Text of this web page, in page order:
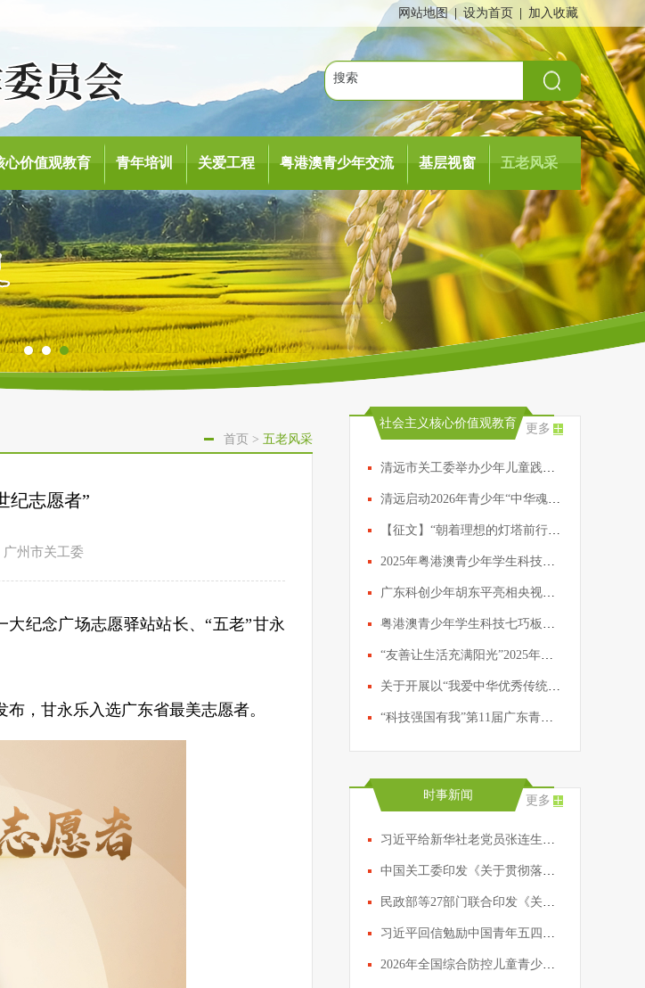
网站地图 | 设为首页 加入收藏
心价值观教育 青年培训 关爱工程 粤港澳青少年交流 基层视窗 五老风采
首页 > 五老风采
纪志愿者”
广州市关工委
大纪念广场志愿驿站站长、“五老”甘永
，甘永乐入选广东省最美志愿者。
社会主义核心价值观教育 更多
清远市关工委举办少年儿童践行社会主义核心价值观主题征文写作辅导活动
清远启动2026年青少年“中华魂”主题教育活动
【征文】“朝着理想的灯塔前行”2026年广东省少年儿童践行社会主义核心价值观主题征文活动启动啦！
2025年粤港澳青少年学生科技七巧板创意制作活动总结交流会议在穗举行
广东科创少年胡东平亮相央视春晚！“新时代好少年”怀抱科技梦想策马扬鞭
粤港澳青少年学生科技七巧板创意制作广州现场活动成功举行
“友善让生活充满阳光”2025年广东省少年儿童践行社会主义核心价值观主题征文活动评选结果公示
关于开展以“我爱中华优秀传统文化”为主题的2025年粤港澳青少年学生科技七巧板创意制作活动的通知
“科技强国有我”第11届广东青少年科技七巧板创意制作竞赛颁奖典礼仪式圆满举行
时事新闻 更多
习近平给新华社老党员张连生回信
中国关工委印发《关于贯彻落实国家“十五五”规划纲要 推动关心下一代工作高质量发展的实施方案》
民政部等27部门联合印发《关于进一步加强流动儿童和留守儿童“精准摸排、精确建档、精细服务”工作的通知》
习近平回信勉励中国青年五四奖章暨新时代青年先锋奖获奖者代表
2026年全国综合防控儿童青少年近视重点工作发布